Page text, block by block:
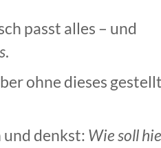
passt alles – und
.
ohne dieses
denkst: Wie soll